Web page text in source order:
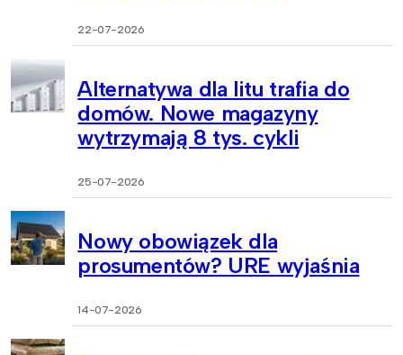
22-07-2026
Alternatywa dla litu trafia do
domów. Nowe magazyny
wytrzymają 8 tys. cykli
25-07-2026
Nowy obowiązek dla
prosumentów? URE wyjaśnia
14-07-2026